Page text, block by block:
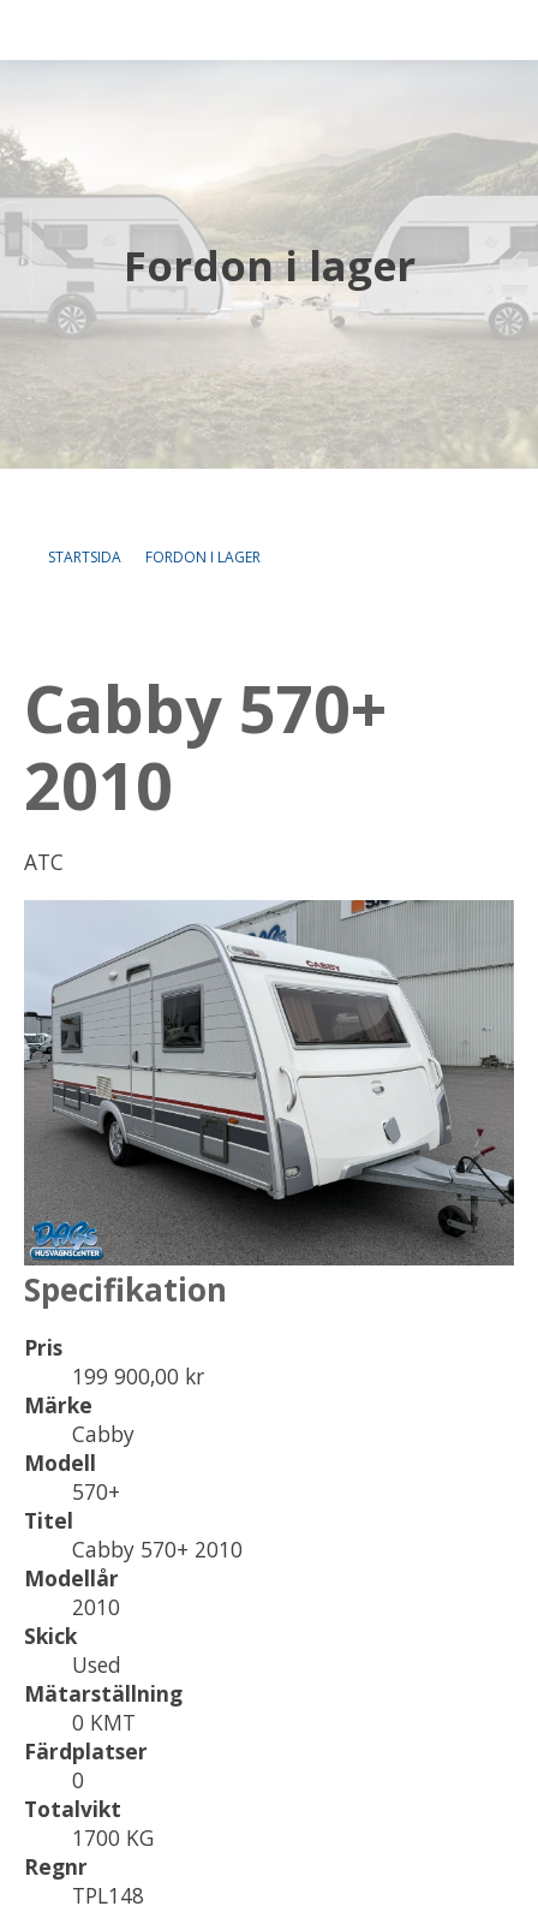
Husbilar
Butik
Fordon i lager
STARTSIDA FORDON I LAGER
Cabby 570+
2010
ATC
Specifikation
Pris
199 900,00 kr
Märke
Cabby
Modell
570+
Titel
Cabby 570+ 2010
Modellår
2010
Skick
Used
Mätarställning
0 KMT
Färdplatser
0
Totalvikt
1700 KG
Regnr
TPL148